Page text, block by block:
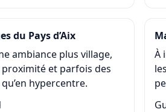
du Pays d’Aix
ambiance plus village,
et parfois des
hypercentre.
À